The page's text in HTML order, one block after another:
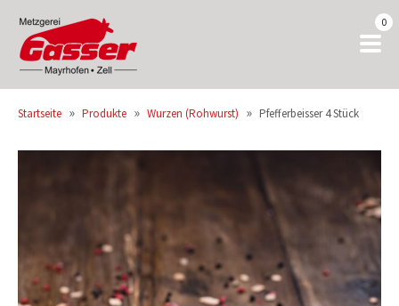
0
Startseite » Produkte » Wurzen (Rohwurst) » Pfefferbeisser 4 Stück